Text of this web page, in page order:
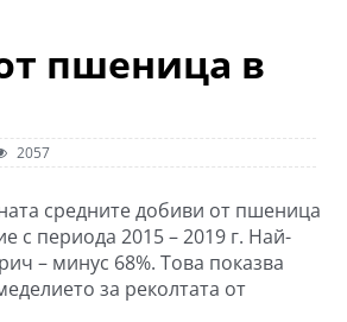
пшеница в
2057
средните добиви от пшеница
с периода 2015 – 2019 г. Най-
– минус 68%. Това показва
за реколтата от